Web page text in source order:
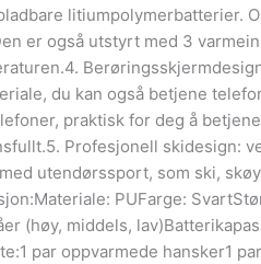
litiumpolymerbatterier.
er også utstyrt med 3
du kan også betjene
praktisk for deg å
Profesjonell skidesign:
utendørssport, som ski,
PUFarge:
(høy, middels,
par oppvarmede hansker1